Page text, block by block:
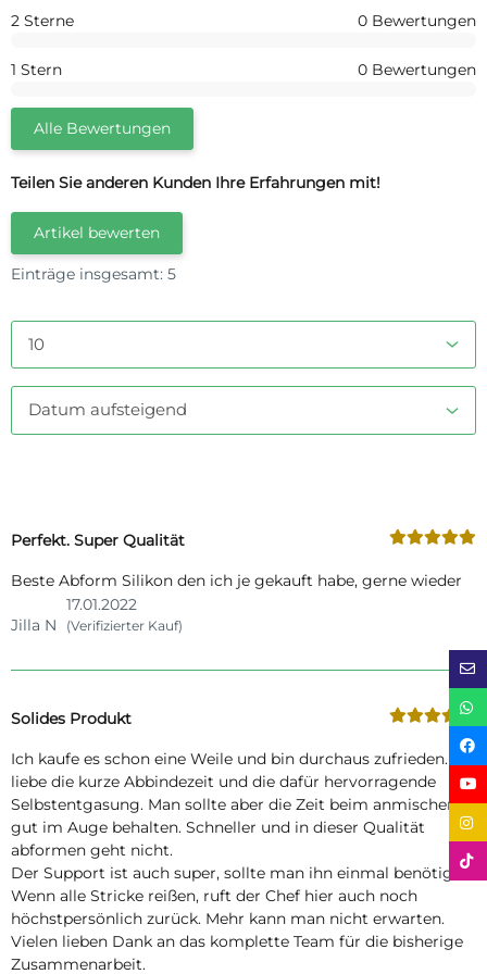
2 Sterne 0 Bewertungen
1 Stern 0 Bewertungen
Alle Bewertungen
Teilen Sie anderen Kunden Ihre Erfahrungen mit!
Artikel bewerten
Einträge insgesamt: 5
Perfekt. Super Qualität
Beste Abform Silikon den ich je gekauft habe, gerne wieder
Jilla N
17.01.2022
(Verifizierter Kauf)
Solides Produkt
Ich kaufe es schon eine Weile und bin durchaus zufrieden. Ich
liebe die kurze Abbindezeit und die dafür hervorragende
Selbstentgasung. Man sollte aber die Zeit beim anmischen
gut im Auge behalten. Schneller und in dieser Qualität
abformen geht nicht.
Der Support ist auch super, sollte man ihn einmal benötigen.
Wenn alle Stricke reißen, ruft der Chef hier auch noch
höchstpersönlich zurück. Mehr kann man nicht erwarten.
Vielen lieben Dank an das komplette Team für die bisherige
Zusammenarbeit.